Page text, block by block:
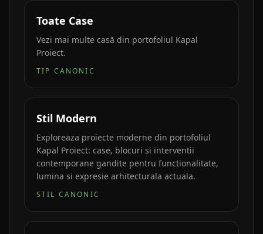
Toate Case
Vezi mai multe casă din portofoliul Kapal
Proiect.
TIP CANONIC
Stil Modern
Exploreaza proiecte moderne din portofoliul
Kapal Proiect: case, blocuri si interventii
contemporane gandite pentru functionalitate,
lumina si expresie arhitecturala actuala.
STIL CANONIC